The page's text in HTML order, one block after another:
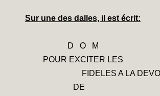
Sur une des dalles, il est écrit:
D O M
POUR EXCITER LES
A LA